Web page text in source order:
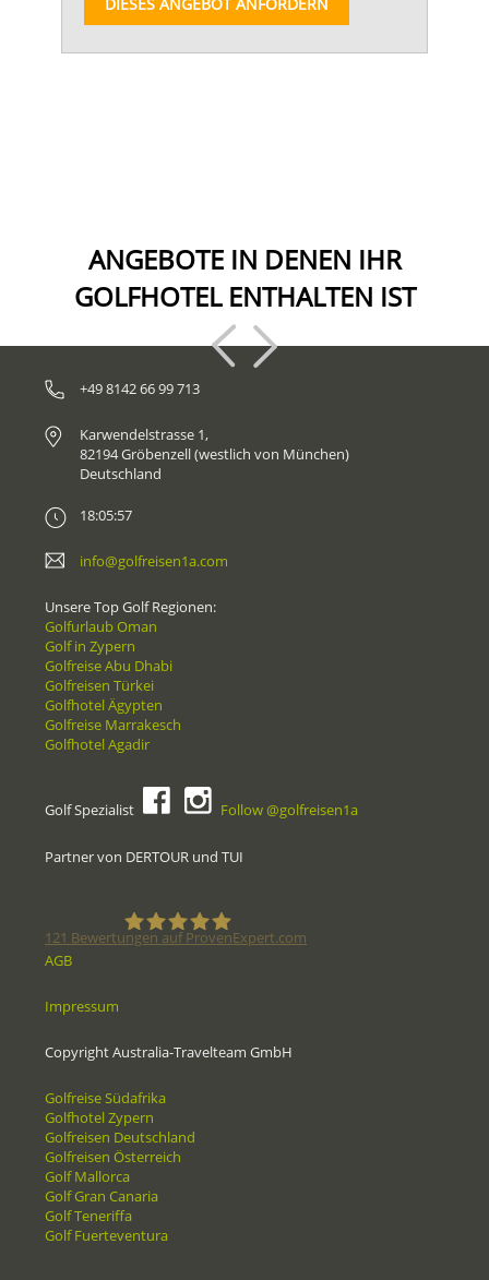
ANGEBOTE IN DENEN IHR
GOLFHOTEL ENTHALTEN IST
+49 8142 66 99 713
Karwendelstrasse 1,
82194 Gröbenzell (westlich von München)
Deutschland
18:05:57
info@golfreisen1a.com
Unsere Top Golf Regionen:
Golfurlaub Oman
Golf in Zypern
Golfreise Abu Dhabi
Golfreisen Türkei
Golfhotel Ägypten
Golfreise Marrakesch
Golfhotel Agadir
Golf Spezialist Follow @golfreisen1a
Partner von DERTOUR und TUI
Spezialisten
121 Bewertungen auf ProvenExpert.com
AGB
Impressum
Copyright Australia-Travelteam GmbH
Golfreise Südafrika
Golfhotel Zypern
Golfreisen Deutschland
Golfreisen Österreich
Golf Mallorca
Golf Gran Canaria
Golf Teneriffa
Golf Fuerteventura